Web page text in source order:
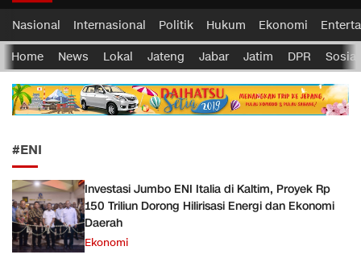
CMI News
Berani, Integritas dan Loyalitas
Nasional Internasional Politik Hukum Ekonomi
Home News Lokal Jateng Jabar Jatim DPR Sosial
#ENI
Investasi Jumbo ENI Italia di Kaltim, Proyek Rp
150 Triliun Dorong Hilirisasi Energi dan Ekonomi
Daerah
Ekonomi